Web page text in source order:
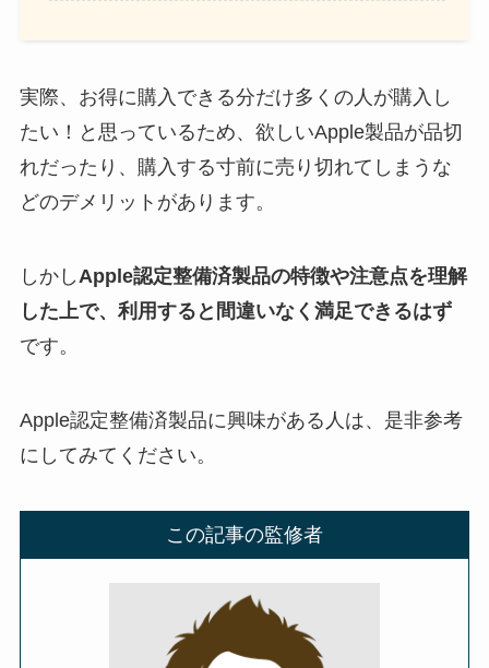
実際、お得に購入できる分だけ多くの人が購入し
たい！と思っているため、欲しいApple製品が品切
れだったり、購入する寸前に売り切れてしまうな
どのデメリットがあります。
しかし Apple認定整備済製品の特徴や注意点を理解
した上で、利用すると間違いなく満足できるはず
です。
Apple認定整備済製品に興味がある人は、是非参考
にしてみてください。
この記事の監修者